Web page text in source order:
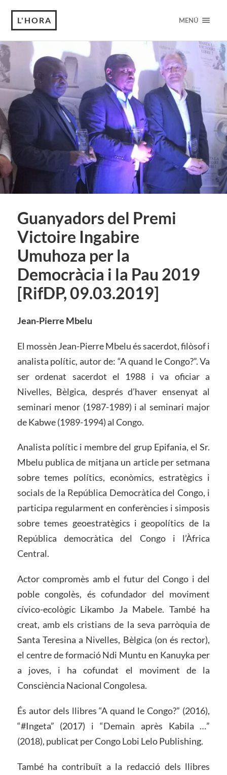
L'HORA MENÚ
Guanyadors del Premi
Victoire Ingabire
Umuhoza per la
Democràcia i la Pau 2019
[RifDP, 09.03.2019]
Jean-Pierre Mbelu
El mossèn Jean-Pierre Mbelu és sacerdot, filòsof i
analista polític, autor de: “A quand le Congo?”. Va
ser ordenat sacerdot el 1988 i va oficiar a
Nivelles, Bèlgica, després d’haver ensenyat al
seminari menor (1987-1989) i al seminari major
de Kabwe (1989-1994) al Congo.
Analista polític i membre del grup Epifania, el Sr.
Mbelu publica de mitjana un article per setmana
sobre temes polítics, econòmics, estratègics i
socials de la República Democràtica del Congo, i
participa regularment en conferències i simposis
sobre temes geoestratègics i geopolítics de la
República democràtica del Congo i l’Àfrica
Central.
Actor compromès amb el futur del Congo i del
poble congolès, és cofundador del moviment
cívico-ecològic Likambo Ja Mabele. També ha
creat, amb els cristians de la seva parròquia de
Santa Teresina a Nivelles, Bèlgica (on és rector),
el centre de formació Ndi Muntu en Kanuyka per
a joves, i ha cofundat el moviment de la
Consciència Nacional Congolesa.
És autor dels llibres “A quand le Congo?” (2016),
“#Ingeta” (2017) i “Demain après Kabila …”
(2018), publicat per Congo Lobi Lelo Publishing.
També ha contribuït a la redacció dels llibres